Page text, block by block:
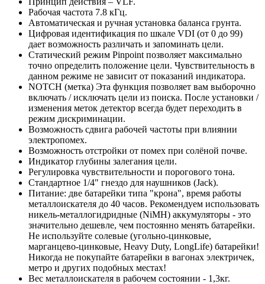
Рабочая частота 7.8 кГц.
Автоматическая и ручная установка баланса грунта.
Цифровая идентификация по шкале VDI (от 0 до 99)
дает возможность различать и запоминать цели.
Статический режим Pinpoint позволяет максимально
точно определить положение цели. Чувствительность в
данном режиме не зависит от показаний индикатора.
NOTCH (метка) Эта функция позволяет вам выборочно
включать / исключать цели из поиска. После установки /
изменения меток детектор всегда будет переходить в
режим дискриминации.
Возможность сдвига рабочей частоты при влиянии
электропомех.
Возможность отстройки от помех при солёной почве.
Индикатор глубины залегания цели.
Регулировка чувствительности и порогового тона.
Стандартное 1/4" гнездо для наушников (Jack).
Питание: две батарейки типа "крона", время работы
металлоискателя до 40 часов. Рекомендуем использовать
никель-металлогидридные (NiMH) аккумуляторы - это
значительно дешевле, чем постоянно менять батарейки.
Не используйте солевые (угольно-цинковые,
марганцево-цинковые, Heavy Duty, LongLife) батарейки!
Никогда не покупайте батарейки в вагонах электричек,
метро и других подобных местах!
Вес металлоискателя в рабочем состоянии - 1,3кг.